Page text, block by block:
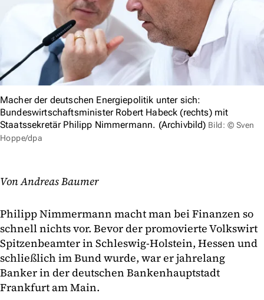
Macher der deutschen Energiepolitik unter sich:
Bundeswirtschaftsminister Robert Habeck (rechts) mit
Staatssekretär Philipp Nimmermann. (Archivbild) Bild: © Sven
Hoppe/dpa
Von Andreas Baumer
Philipp Nimmermann macht man bei Finanzen so
schnell nichts vor. Bevor der promovierte Volkswirt
Spitzenbeamter in Schleswig-Holstein, Hessen und
schließlich im Bund wurde, war er jahrelang
Banker in der deutschen Bankenhauptstadt
Frankfurt am Main.